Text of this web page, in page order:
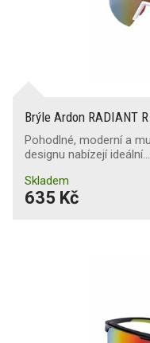
Svářecí
Brýle Ardon RADIANT
Pohodlné, moderní a
designu nabízejí ideální…
Skladem
635 Kč